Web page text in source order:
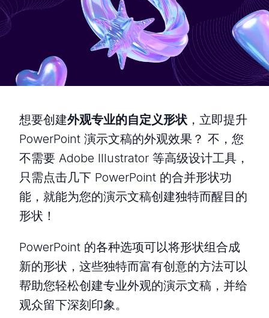
想要创建外观专业的自定义形状 ，立即提升
PowerPoint 演示文稿的外观效果？ 不，您
不需要 Adobe Illustrator 等高级设计工具，
只需点击几下 PowerPoint 的合并形状功
能，就能为您的演示文稿创建独特而醒目的
形状！
PowerPoint 的各种选项可以将形状组合成
新的形状，这些独特而富有创意的方法可以
帮助您轻松创建专业外观的演示文稿，并给
观众留下深刻印象。